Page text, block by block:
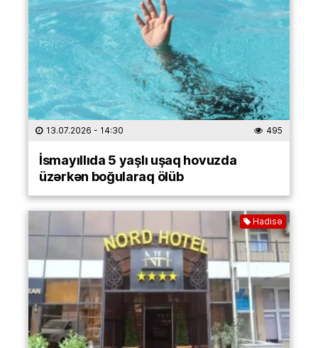
13.07.2026 - 14:30 495
İsmayıllıda 5 yaşlı uşaq hovuzda
üzərkən boğularaq ölüb
Hadisə